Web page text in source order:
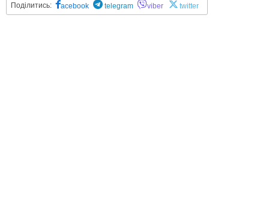
Поділитись: acebook telegram viber twitter